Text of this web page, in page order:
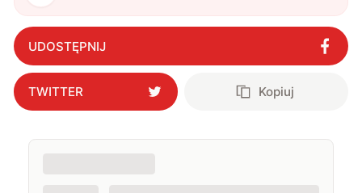
UDOSTĘPNIJ
TWITTER Kopiuj